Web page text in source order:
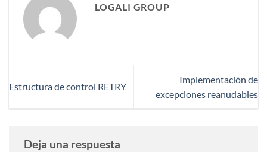
LOGALI GROUP
Estructura de control RETRY
Implementación de
excepciones reanudables
Deja una respuesta